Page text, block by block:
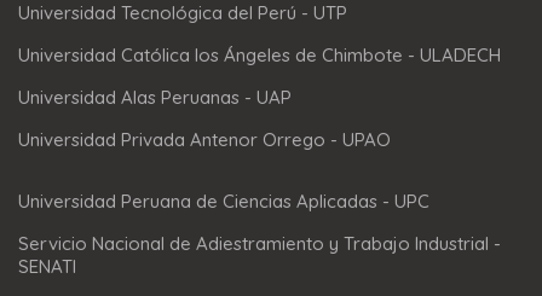
Universidad Tecnológica del Perú - UTP
Universidad Católica los Ángeles de Chimbote - ULADECH
Universidad Alas Peruanas - UAP
Universidad Privada Antenor Orrego - UPAO
Universidad Peruana de Ciencias Aplicadas - UPC
Servicio Nacional de Adiestramiento y Trabajo Industrial -
SENATI